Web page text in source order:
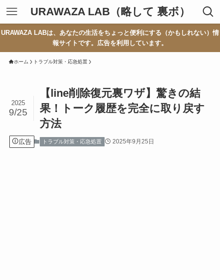
URAWAZA LAB（略して 裏ボ）
URAWAZA LABは、あなたの生活をちょっと便利にする（かもしれない）情
報サイトです。広告を利用しています。
ホーム トラブル対策・応急処置
【line削除復元裏ワザ】驚きの結
果！トーク履歴を完全に取り戻す
方法
2025
9/25
広告 トラブル対策・応急処置 2025年9月25日